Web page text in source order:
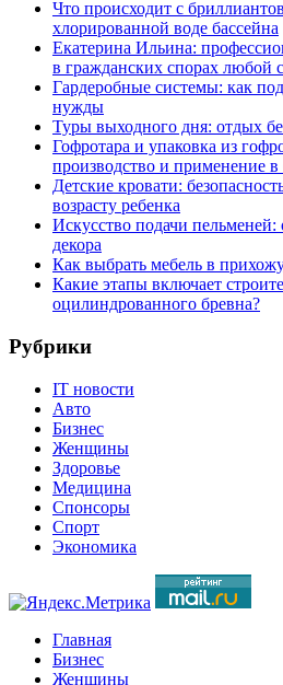
Что происходит с
хлорированной воде бассейна
Екатерина Ильина:
в гражданских спорах любой
Гардеробные системы: как
нужды
Туры выходного дня: отдых
Гофротара и упаковка из
производство и применение в
Детские кровати:
возрасту ребенка
Искусство подачи пельменей:
декора
Как выбрать мебель в
Какие этапы включает
оцилиндрованного бревна?
Рубрики
IT новости
Авто
Бизнес
Женщины
Здоровье
Медицина
Спонсоры
Спорт
Экономика
Главная
Бизнес
Женщины